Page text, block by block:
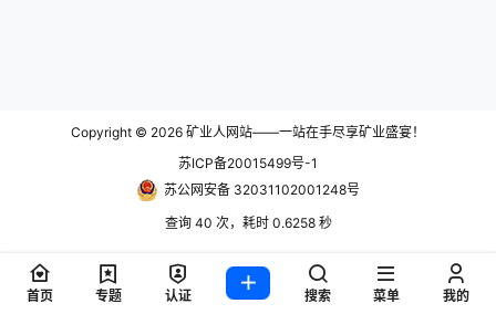
Copyright © 2026 矿业人网站——一站在手尽享矿业盛宴！
苏ICP备20015499号-1
苏公网安备 32031102001248号
查询 40 次，耗时 0.6258 秒
首页 专题 认证 搜索 菜单 我的